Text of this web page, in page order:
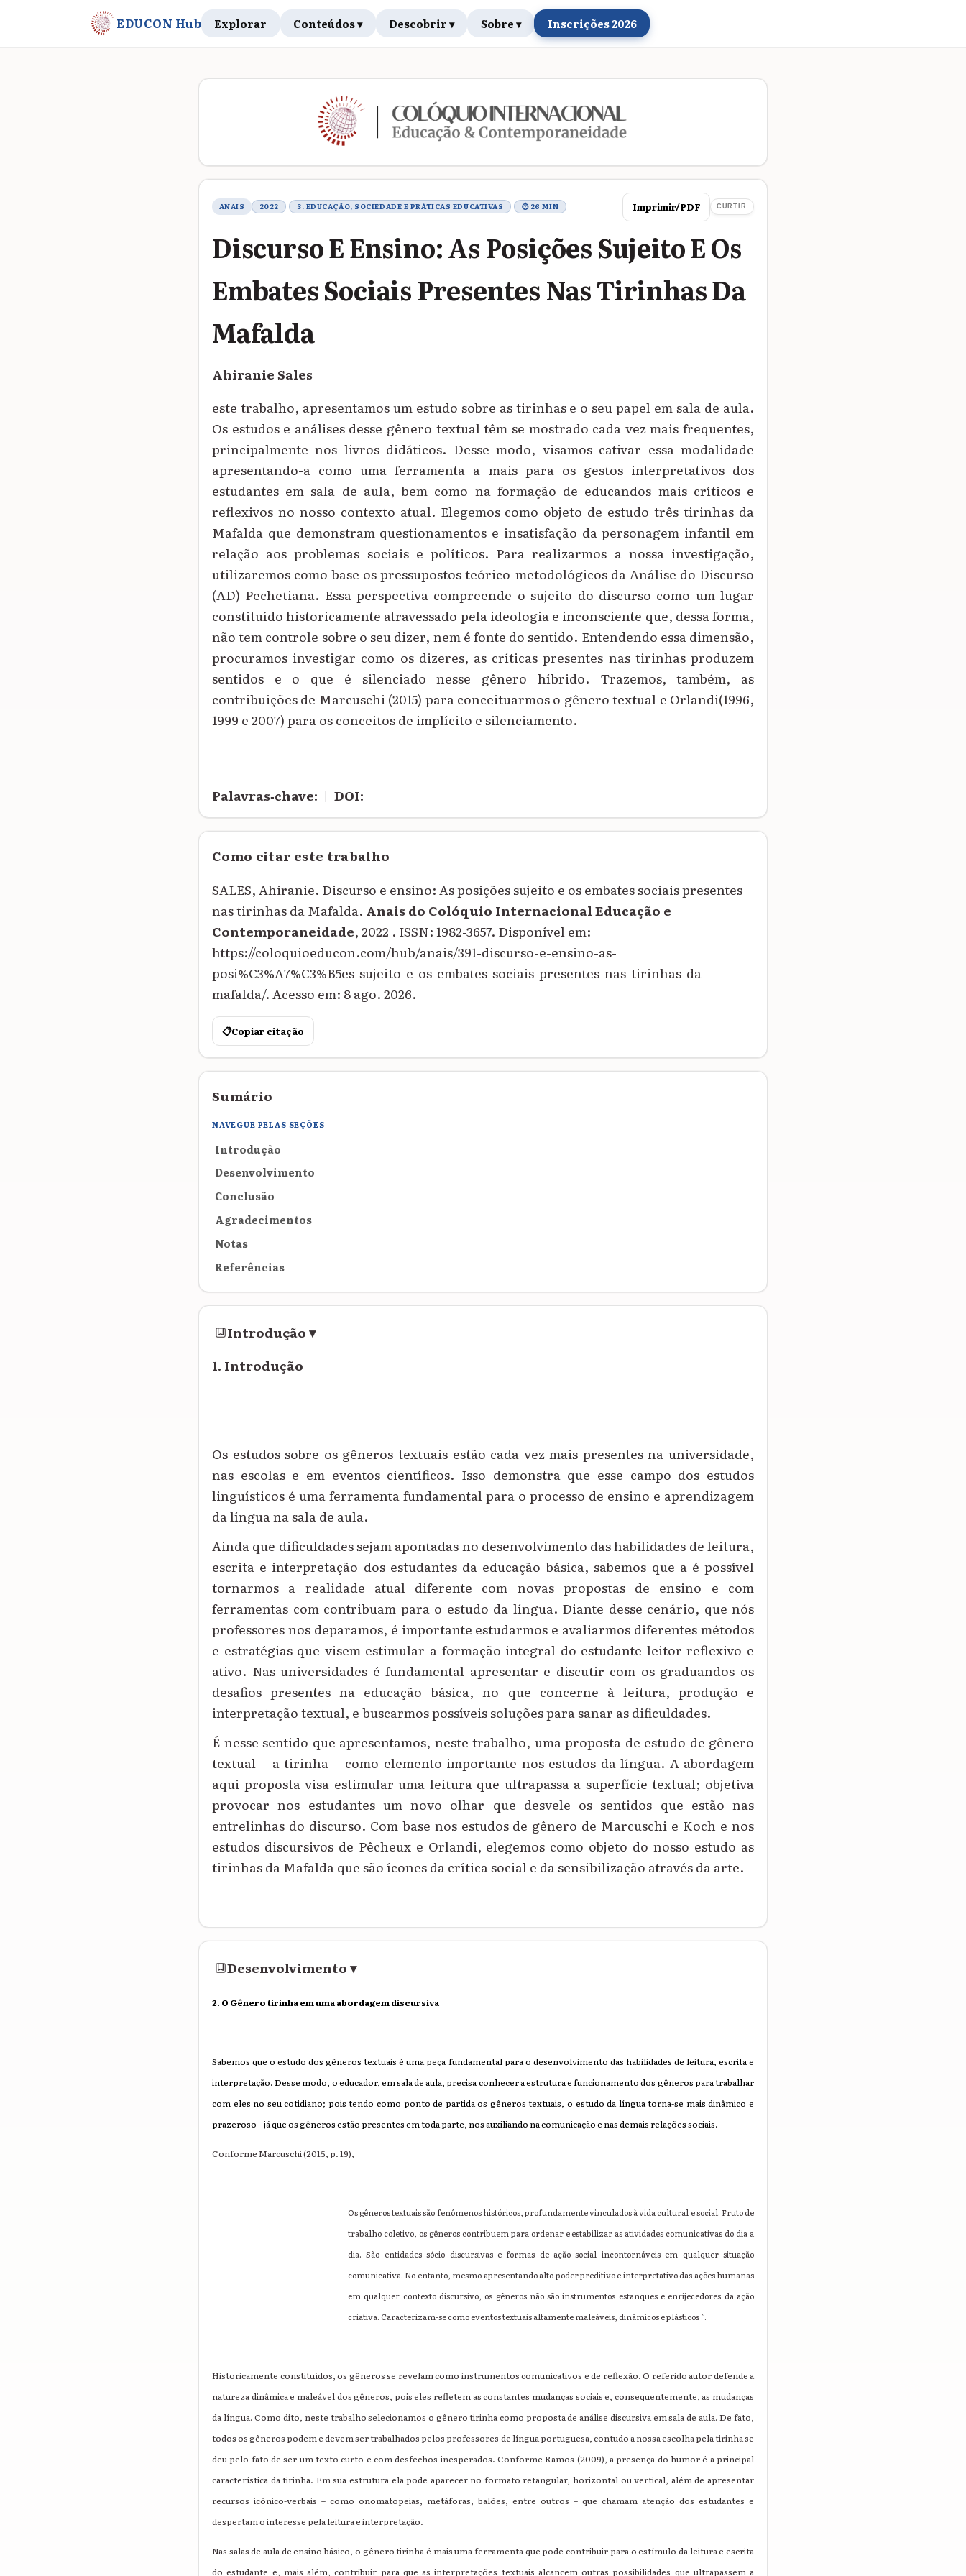
EDUCON Hub Explorar Conteúdos ▾ Descobrir ▾ Sobre ▾ Inscrições 2026
ANAIS 2022 3. EDUCAÇÃO, SOCIEDADE E PRÁTICAS EDUCATIVAS ⏱ 26 MIN Imprimir/PDF CURTIR
Discurso E Ensino: As Posições Sujeito E Os
Embates Sociais Presentes Nas Tirinhas Da
Mafalda
Ahiranie Sales
este trabalho, apresentamos um estudo sobre as tirinhas e o seu papel em sala de aula.
Os estudos e análises desse gênero textual têm se mostrado cada vez mais frequentes,
principalmente nos livros didáticos. Desse modo, visamos cativar essa modalidade
apresentando-a como uma ferramenta a mais para os gestos interpretativos dos
estudantes em sala de aula, bem como na formação de educandos mais críticos e
reflexivos no nosso contexto atual. Elegemos como objeto de estudo três tirinhas da
Mafalda que demonstram questionamentos e insatisfação da personagem infantil em
relação aos problemas sociais e políticos. Para realizarmos a nossa investigação,
utilizaremos como base os pressupostos teórico-metodológicos da Análise do Discurso
(AD) Pechetiana. Essa perspectiva compreende o sujeito do discurso como um lugar
constituído historicamente atravessado pela ideologia e inconsciente que, dessa forma,
não tem controle sobre o seu dizer, nem é fonte do sentido. Entendendo essa dimensão,
procuramos investigar como os dizeres, as críticas presentes nas tirinhas produzem
sentidos e o que é silenciado nesse gênero híbrido. Trazemos, também, as
contribuições de Marcuschi (2015) para conceituarmos o gênero textual e Orlandi(1996,
1999 e 2007) para os conceitos de implícito e silenciamento.
Palavras‑chave: | DOI:
Como citar este trabalho
SALES, Ahiranie. Discurso e ensino: As posições sujeito e os embates sociais presentes
nas tirinhas da Mafalda. Anais do Colóquio Internacional Educação e
Contemporaneidade, 2022 . ISSN: 1982-3657. Disponível em:
https://coloquioeducon.com/hub/anais/391-discurso-e-ensino-as-
posi%C3%A7%C3%B5es-sujeito-e-os-embates-sociais-presentes-nas-tirinhas-da-
mafalda/. Acesso em: 8 ago. 2026.
📋Copiar citação
Sumário
NAVEGUE PELAS SEÇÕES
Introdução
Desenvolvimento
Conclusão
Agradecimentos
Notas
Referências
Introdução▾
1. Introdução
Os estudos sobre os gêneros textuais estão cada vez mais presentes na universidade,
nas escolas e em eventos científicos. Isso demonstra que esse campo dos estudos
linguísticos é uma ferramenta fundamental para o processo de ensino e aprendizagem
da língua na sala de aula.
Ainda que dificuldades sejam apontadas no desenvolvimento das habilidades de leitura,
escrita e interpretação dos estudantes da educação básica, sabemos que a é possível
tornarmos a realidade atual diferente com novas propostas de ensino e com
ferramentas com contribuam para o estudo da língua. Diante desse cenário, que nós
professores nos deparamos, é importante estudarmos e avaliarmos diferentes métodos
e estratégias que visem estimular a formação integral do estudante leitor reflexivo e
ativo. Nas universidades é fundamental apresentar e discutir com os graduandos os
desafios presentes na educação básica, no que concerne à leitura, produção e
interpretação textual, e buscarmos possíveis soluções para sanar as dificuldades.
É nesse sentido que apresentamos, neste trabalho, uma proposta de estudo de gênero
textual – a tirinha – como elemento importante nos estudos da língua. A abordagem
aqui proposta visa estimular uma leitura que ultrapassa a superfície textual; objetiva
provocar nos estudantes um novo olhar que desvele os sentidos que estão nas
entrelinhas do discurso. Com base nos estudos de gênero de Marcuschi e Koch e nos
estudos discursivos de Pêcheux e Orlandi, elegemos como objeto do nosso estudo as
tirinhas da Mafalda que são ícones da crítica social e da sensibilização através da arte.
Desenvolvimento▾
2. O Gênero tirinha em uma abordagem discursiva
Sabemos que o estudo dos gêneros textuais é uma peça fundamental para o desenvolvimento das habilidades de leitura, escrita e
interpretação. Desse modo, o educador, em sala de aula, precisa conhecer a estrutura e funcionamento dos gêneros para trabalhar
com eles no seu cotidiano; pois tendo como ponto de partida os gêneros textuais, o estudo da língua torna-se mais dinâmico e
prazeroso – já que os gêneros estão presentes em toda parte, nos auxiliando na comunicação e nas demais relações sociais.
Conforme Marcuschi (2015, p. 19),
Os gêneros textuais são fenômenos históricos, profundamente vinculados à vida cultural e social. Fruto de
trabalho coletivo, os gêneros contribuem para ordenar e estabilizar as atividades comunicativas do dia a
dia. São entidades sócio discursivas e formas de ação social incontornáveis em qualquer situação
comunicativa. No entanto, mesmo apresentando alto poder preditivo e interpretativo das ações humanas
em qualquer contexto discursivo, os gêneros não são instrumentos estanques e enrijecedores da ação
criativa. Caracterizam-se como eventos textuais altamente maleáveis, dinâmicos e plásticos ”.
Historicamente constituídos, os gêneros se revelam como instrumentos comunicativos e de reflexão. O referido autor defende a
natureza dinâmica e maleável dos gêneros, pois eles refletem as constantes mudanças sociais e, consequentemente, as mudanças
da língua. Como dito, neste trabalho selecionamos o gênero tirinha como proposta de análise discursiva em sala de aula. De fato,
todos os gêneros podem e devem ser trabalhados pelos professores de língua portuguesa, contudo a nossa escolha pela tirinha se
deu pelo fato de ser um texto curto e com desfechos inesperados. Conforme Ramos (2009), a presença do humor é a principal
característica da tirinha. Em sua estrutura ela pode aparecer no formato retangular, horizontal ou vertical, além de apresentar
recursos icônico-verbais – como onomatopeias, metáforas, balões, entre outros – que chamam atenção dos estudantes e
despertam o interesse pela leitura e interpretação.
Nas salas de aula de ensino básico, o gênero tirinha é mais uma ferramenta que pode contribuir para o estímulo da leitura e escrita
do estudante e, mais além, contribuir para que as interpretações textuais alcancem outras possibilidades que ultrapassem a